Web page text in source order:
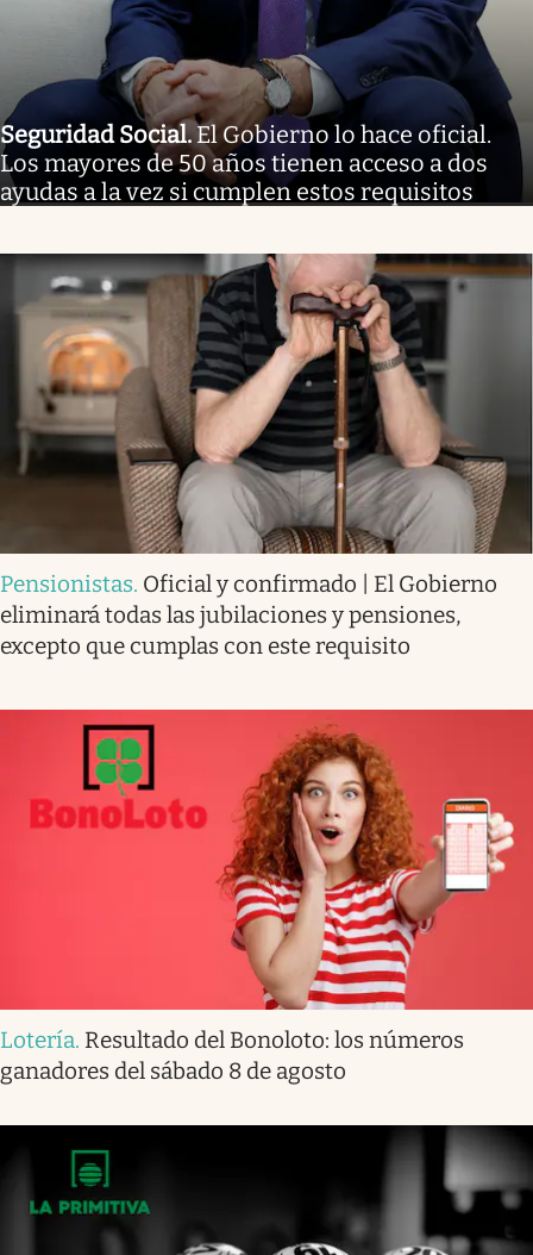
Seguridad Social.El Gobierno lo hace oficial.
Los mayores de 50 años tienen acceso a dos
ayudas a la vez si cumplen estos requisitos
Pensionistas. Oficial y confirmado | El Gobierno
eliminará todas las jubilaciones y pensiones,
excepto que cumplas con este requisito
Lotería. Resultado del Bonoloto: los números
ganadores del sábado 8 de agosto